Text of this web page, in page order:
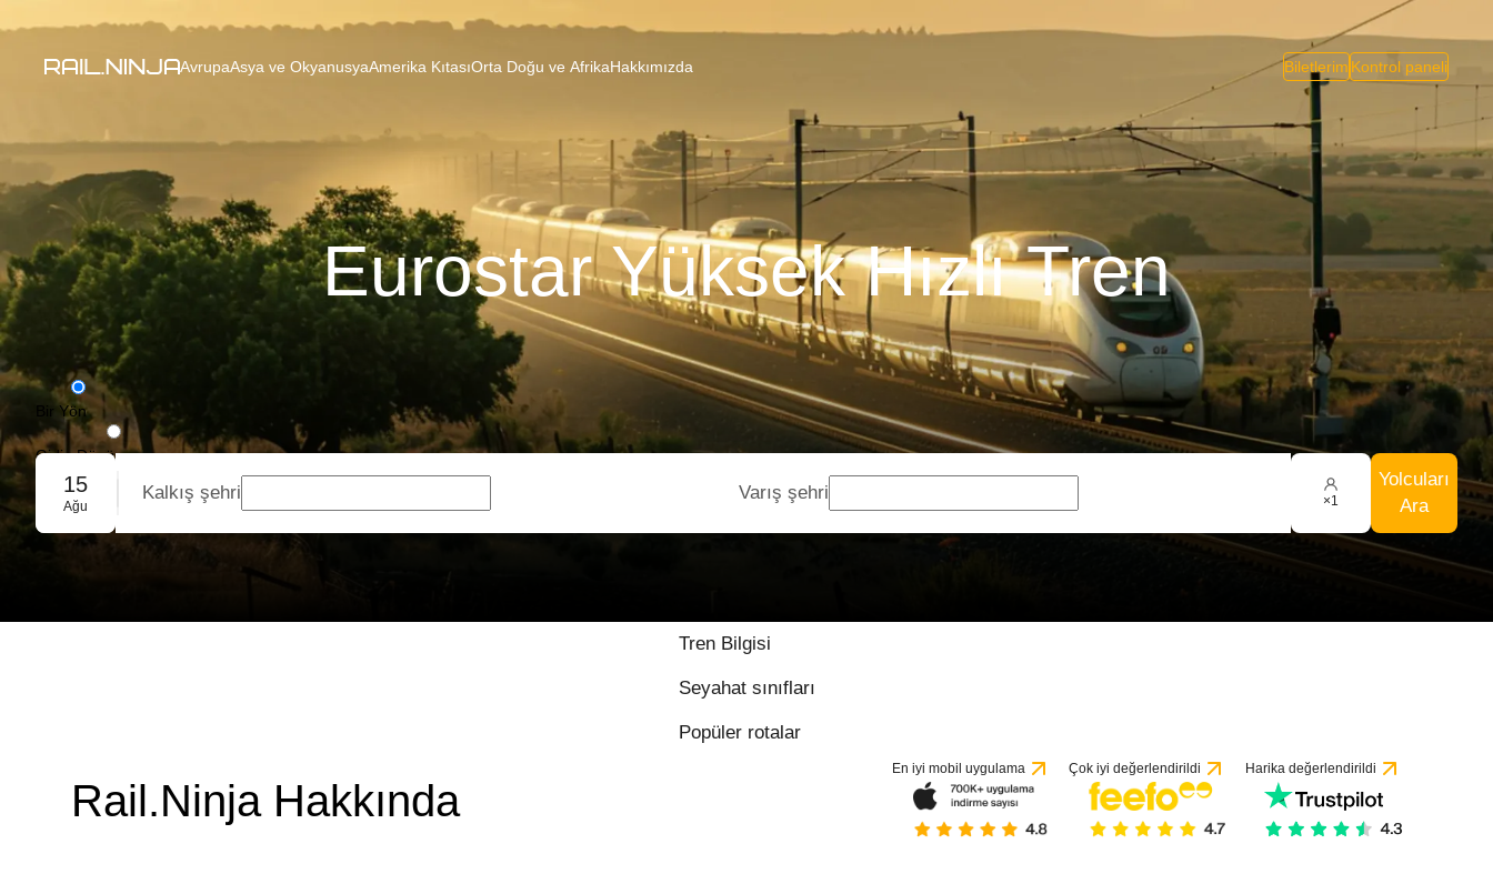
AvrupaAsya ve OkyanusyaAmerika KıtasıOrta Doğu ve AfrikaHakkımızda Biletlerim Kontrol paneli
Eurostar Yüksek Hızlı Tren
Bir Yön
Gidiş-Dönüş
Grup Rezervasyonu
15
Ağu
Kalkış şehri Varış şehri ×1
Yolcuları
Ara
Tren Bilgisi
Seyahat sınıfları
Popüler rotalar
Rail.Ninja Hakkında
En iyi mobil uygulama Çok iyi değerlendirildi Harika değerlendirildi